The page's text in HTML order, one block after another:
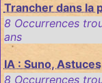
Trancher dans la
8 Occurrences
ans
IA : Suno, Astuces
8 Occurrences